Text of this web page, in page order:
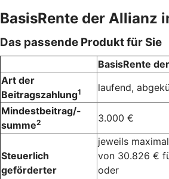
BasisRente der Allianz
Das passende Produkt für Sie
BasisRente
Art der
Beitragszahlung1
laufend,
Mindestbeitrag/-
summe2 3.000 €
Steuerlich
geförderter
jeweils
von 30.826 €
oder